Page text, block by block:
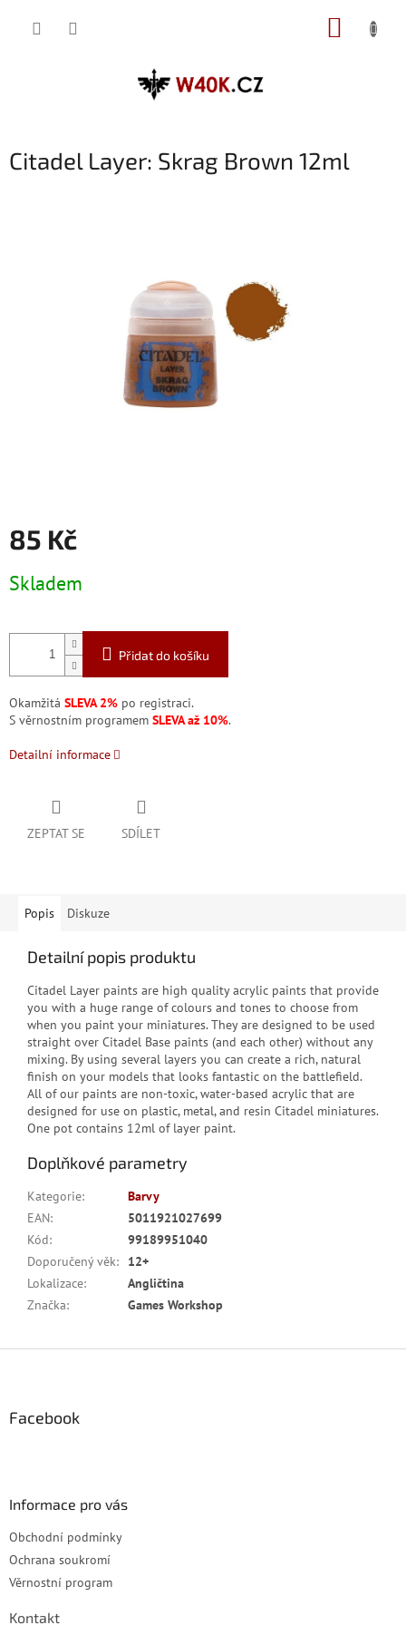
Citadel Layer: Skrag Brown 12ml
85 Kč
cena:
Skladem
Přidat do košíku
Okamžitá SLEVA 2% po registraci.
S věrnostním programem SLEVA až 10%.
Detailní informace
ZEPTAT SE SDÍLET
Popis Diskuze
Detailní popis produktu
Citadel Layer paints are high quality acrylic paints that provide
you with a huge range of colours and tones to choose from
when you paint your miniatures. They are designed to be used
straight over Citadel Base paints (and each other) without any
mixing. By using several layers you can create a rich, natural
finish on your models that looks fantastic on the battlefield.
All of our paints are non-toxic, water-based acrylic that are
designed for use on plastic, metal, and resin Citadel miniatures.
One pot contains 12ml of layer paint.
Doplňkové parametry
Kategorie:
Barvy
EAN:
5011921027699
Kód:
99189951040
Doporučený věk:
12+
Lokalizace:
Angličtina
Značka: Games Workshop
Facebook
Informace pro vás
Obchodní podmínky
Ochrana soukromí
Věrnostní program
Kontakt